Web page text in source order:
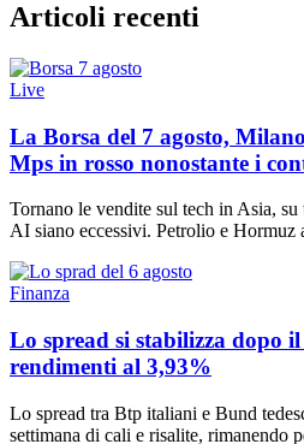
Articoli recenti
Live
La Borsa del 7 agosto,
Mps in rosso nonostante i
Tornano le vendite sul tech in Asia,
AI siano eccessivi. Petrolio e Hormuz
Finanza
Lo spread si stabilizza dopo
rendimenti al 3,93%
Lo spread tra Btp italiani e Bund
settimana di cali e risalite, rimanendo